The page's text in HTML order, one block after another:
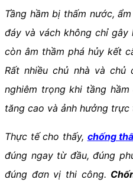
Tầng hầm bị thấm nước,
đáy và vách không chỉ gây
còn âm thầm phá hủy kết
Rất nhiều chủ nhà và
nghiêm trọng khi tầng
tăng cao và ảnh hưởng
Thực tế cho thấy, chống
đúng ngay từ đầu, đúng
đúng đơn vị thi công.